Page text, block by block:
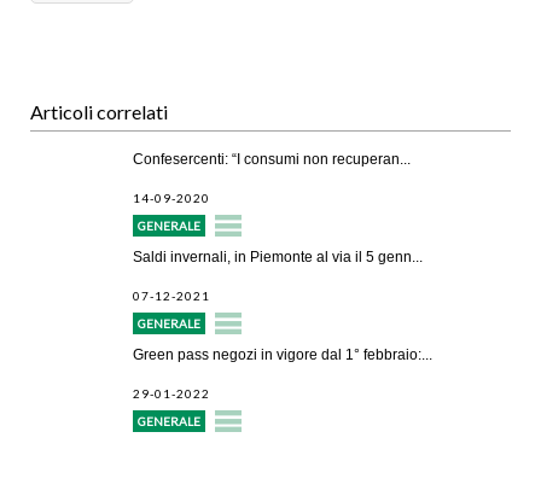
Articoli correlati
Confesercenti: “I consumi non recuperan...
14-09-2020
GENERALE
Saldi invernali, in Piemonte al via il 5 genn...
07-12-2021
GENERALE
Green pass negozi in vigore dal 1° febbraio:...
29-01-2022
GENERALE